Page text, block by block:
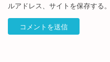
ルアドレス、サイトを保存する。